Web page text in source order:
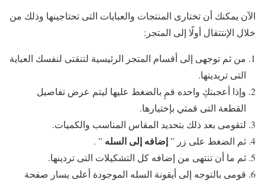
الآن يمكنك أن تختارى المنتجات والعبايات التى تحتاجينها وذلك من
خلال الإنتتقال أولًا إلى المتجر:
من ثم توجهى إلى أقسام المتجر الرئيسية لتنقتى لنفسك العباية
التى تريدينها.
وإذا أعجبتكِ واحده قمِ بالضغط عليها ليتم عرض تفاصيل
القطعة التى قمتي بإختيارها.
لتقومى بعد ذلك بتحديد المقاس المناسب والكميات.
ثم الضغط على زر ”إضافه إلى السله ” .
ثم ما أن تنتهى من إضافه كل التشكيلات التى تردينها.
قومى بالتوجه إلى أيقونة السله الموجودة أعلى يسار صفحة